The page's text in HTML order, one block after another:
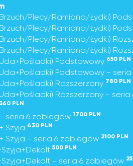
Plecy/Ramiona/Łydki)
Plecy/Ramiona/Łydki)
Plecy/Ramiona/Łydki)
Plecy/Ramiona/Łydki)
Podstawowy 650 PLN
Podstawowy -
Rozszerzony 780 PLN
Rozszerzony -
360 PLN
seria 6 zabiegów 1700 PLN
Szyja 430 PLN
Szyja - seria 6 zabiegów 2100 PLN
500 PLN
- seria 6 zabiegów